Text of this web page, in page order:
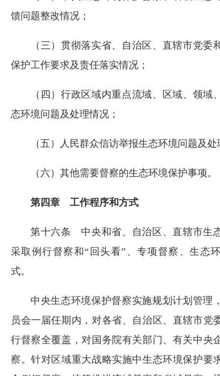
馈问题整改情况；
（三）贯彻落实省、自治区、直辖市党委
保护工作要求及责任落实情况；
（四）行政区域内重点流域、区域、领域
态环境问题及处理情况；
（五）人民群众信访举报生态环境问题及
（六）其他需要督察的生态环境保护事项。
第四章 工作程序和方式
第十六条 中央和省、自治区、直辖市生
采取例行督察和“回头看”、专项督察、生态
式。
中央生态环境保护督察实施规划计划管理
员会一届任期内，对各省、自治区、直辖市党
行督察全覆盖，对国务院有关部门、有关中央
察。针对区域重大战略实施中生态环境保护要